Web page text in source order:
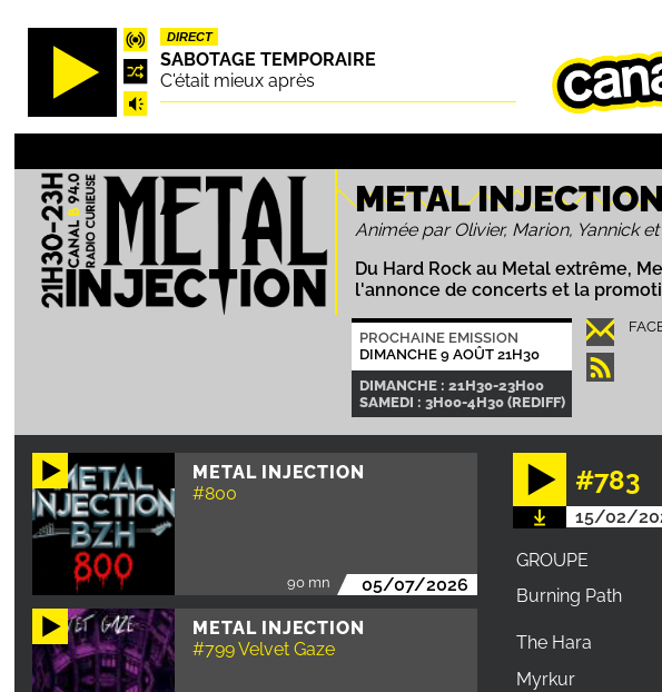
Aller
principal
DIRECT
SABOTAGE TEMPORAIRE
C'était mieux après
METAL
Animée par Olivier, Marion, Yannick
Du Hard Rock au Metal extrême,
l'annonce de concerts et la
PROCHAINE EMISSION
DIMANCHE 9 AOÛT 21H30
DIMANCHE : 21H30-23H00
SAMEDI : 3H00-4H30 (REDIFF)
METAL INJECTION
#800
90 mn 05/07/2026
METAL INJECTION
#799 Velvet Gaze
#783
15/02/
GROUPE
Burning Path
The Hara
Myrkur